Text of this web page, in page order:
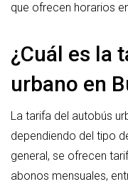
que ofrecen horarios
¿Cuál es la
urbano en
La tarifa del autobús
dependiendo del tipo
general, se ofrecen
abonos mensuales,